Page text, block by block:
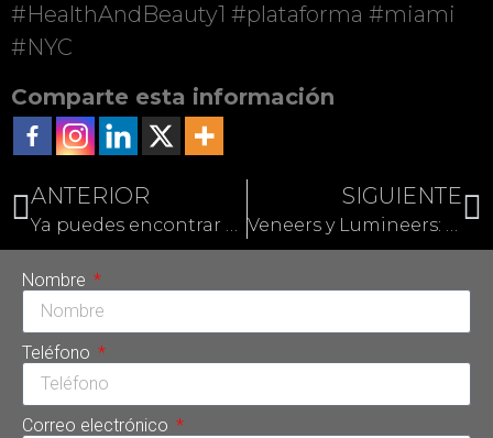
#HealthAndBeauty1 #plataforma #miami
#NYC
Comparte esta información
ANTERIOR SIGUIENTE
Nombre
Teléfono
Correo electrónico